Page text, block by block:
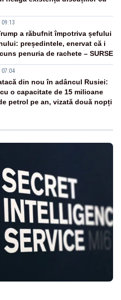
09:13
a răbufnit împotriva șefului
președintele, enervat că i
penuria de rachete – SURSE
07:04
din nou în adâncul Rusiei:
o capacitate de 15 milioane
petrol pe an, vizată două nopți